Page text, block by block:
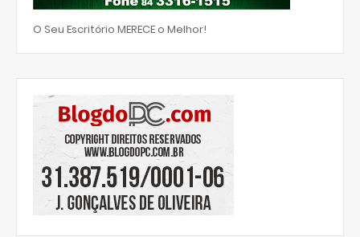
O Seu Escritório MERECE o Melhor!